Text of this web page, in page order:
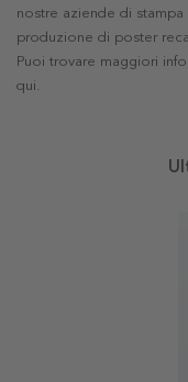
nostre aziende di
produzione di poster
Puoi trovare maggiori
qui.